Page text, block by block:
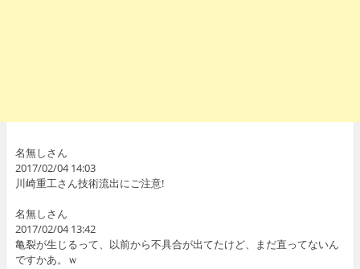
名無しさん
2017/02/04 14:03
川崎重工さん技術流出にご注意!
名無しさん
2017/02/04 13:42
亀裂が生じるって、以前から不具合が出てたけど、まだ直ってないん
ですかあ。ｗ